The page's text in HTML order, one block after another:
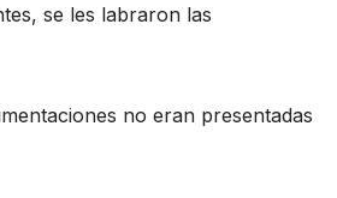
se les labraron las
no eran presentadas